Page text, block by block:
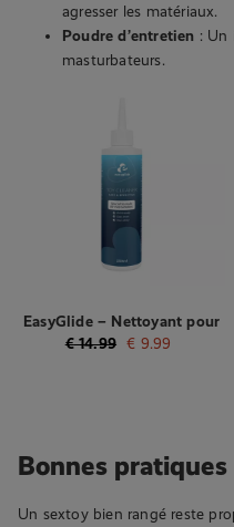
agresser les matériaux.
Poudre d’entretien : Un
masturbateurs.
EasyGlide – Nettoyant pour
masturbateur – 250 ml
€14.99 € 9.99
Bonnes
Un sextoy bien rangé reste